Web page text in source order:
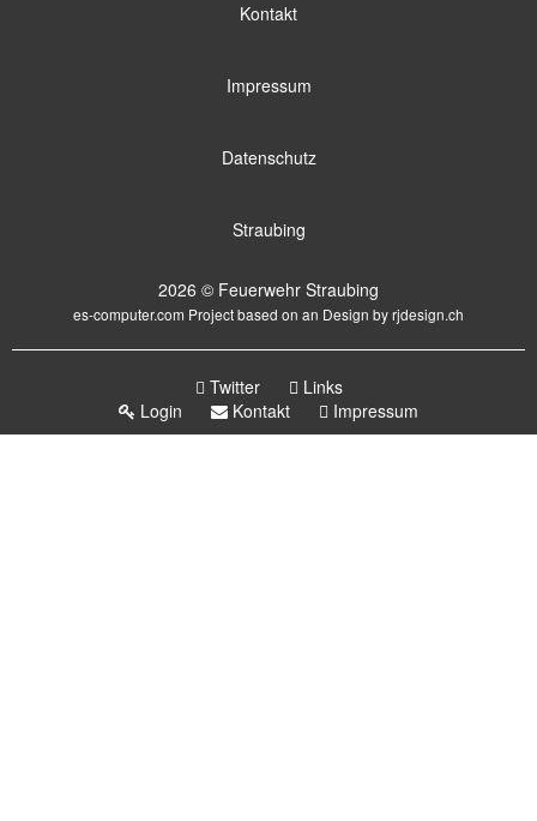
Kontakt
Impressum
Datenschutz
Straubing
2026 © Feuerwehr Straubing
es-computer.com Project based on an Design byrjdesign.ch
Twitter
Links
Login
Kontakt Impressum